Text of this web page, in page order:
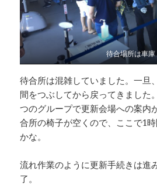
待合場所は車庫
待合所は混雑していました。一旦
間をつぶしてから戻ってきました
つのグループで更新会場への案内
合所の椅子が空くので、ここで1
かな。
流れ作業のように更新手続きは進
了。